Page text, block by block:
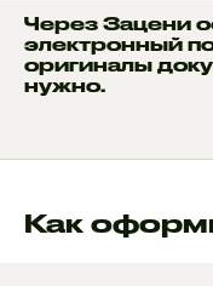
Через Зацени
электронный
оригиналы
нужно.
Как